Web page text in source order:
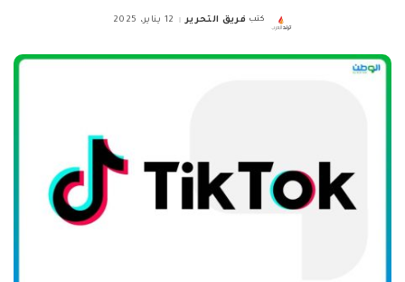
Posted
كتب فريق التحرير 12 يناير، 2025